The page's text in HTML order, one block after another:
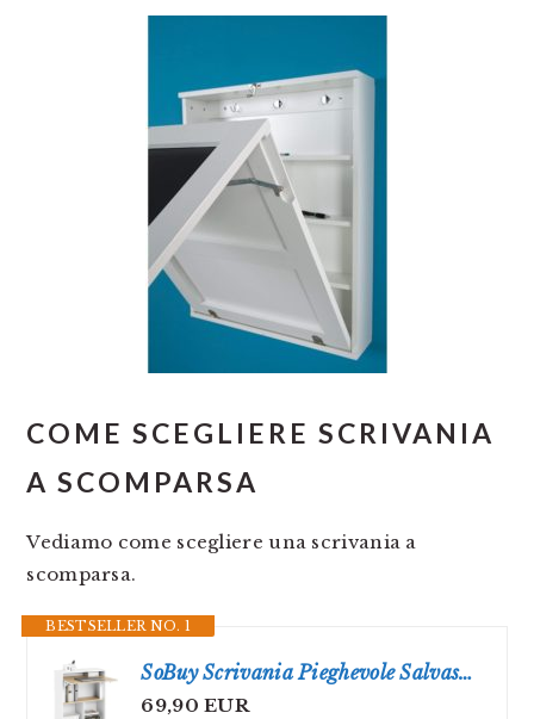
COME SCEGLIERE SCRIVANIA
A SCOMPARSA
Vediamo come scegliere una scrivania a
scomparsa.
BESTSELLER NO. 1
SoBuy Scrivania Pieghevole Salvaspazio per Ufficio e Casa Tavolo da Lavoro Multifunzionale in Legno con Design Richiudibile Ideale per Cameretta, Studio, Piccoli Spazi 70x57x85cm FWT104-WN
69,90 EUR